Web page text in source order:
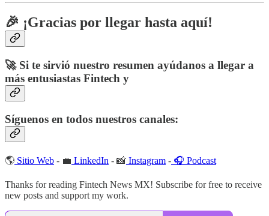
🎉 ¡Gracias por llegar hasta aquí!
🚀 Si te sirvió nuestro resumen ayúdanos a llegar a
más entusiastas Fintech y
Síguenos en todos nuestros canales:
🌎 Sitio Web - 💼 LinkedIn - 📸 Instagram - 🎧 Podcast
Thanks for reading Fintech News MX! Subscribe for free to receive
new posts and support my work.